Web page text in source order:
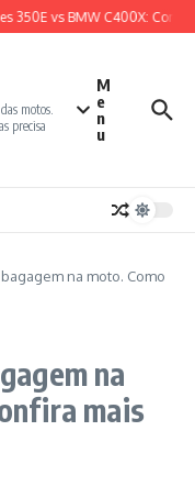
350E vs BMW C400X:
motos.
precisa
M
e
n
u
na moto. Como
na
mais